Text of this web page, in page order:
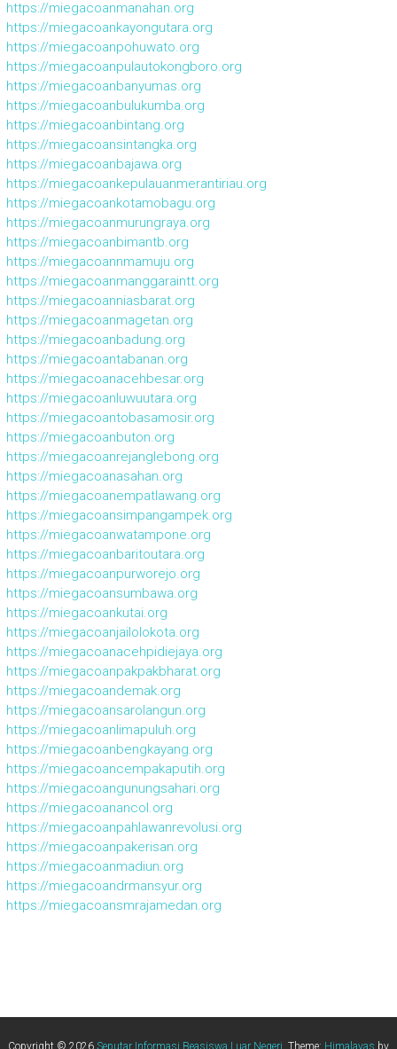
https://miegacoanmanahan.org
https://miegacoankayongutara.org
https://miegacoanpohuwato.org
https://miegacoanpulautokongboro.org
https://miegacoanbanyumas.org
https://miegacoanbulukumba.org
https://miegacoanbintang.org
https://miegacoansintangka.org
https://miegacoanbajawa.org
https://miegacoankepulauanmerantiriau.org
https://miegacoankotamobagu.org
https://miegacoanmurungraya.org
https://miegacoanbimantb.org
https://miegacoannmamuju.org
https://miegacoanmanggaraintt.org
https://miegacoanniasbarat.org
https://miegacoanmagetan.org
https://miegacoanbadung.org
https://miegacoantabanan.org
https://miegacoanacehbesar.org
https://miegacoanluwuutara.org
https://miegacoantobasamosir.org
https://miegacoanbuton.org
https://miegacoanrejanglebong.org
https://miegacoanasahan.org
https://miegacoanempatlawang.org
https://miegacoansimpangampek.org
https://miegacoanwatampone.org
https://miegacoanbaritoutara.org
https://miegacoanpurworejo.org
https://miegacoansumbawa.org
https://miegacoankutai.org
https://miegacoanjailolokota.org
https://miegacoanacehpidiejaya.org
https://miegacoanpakpakbharat.org
https://miegacoandemak.org
https://miegacoansarolangun.org
https://miegacoanlimapuluh.org
https://miegacoanbengkayang.org
https://miegacoancempakaputih.org
https://miegacoangunungsahari.org
https://miegacoanancol.org
https://miegacoanpahlawanrevolusi.org
https://miegacoanpakerisan.org
https://miegacoanmadiun.org
https://miegacoandrmansyur.org
https://miegacoansmrajamedan.org